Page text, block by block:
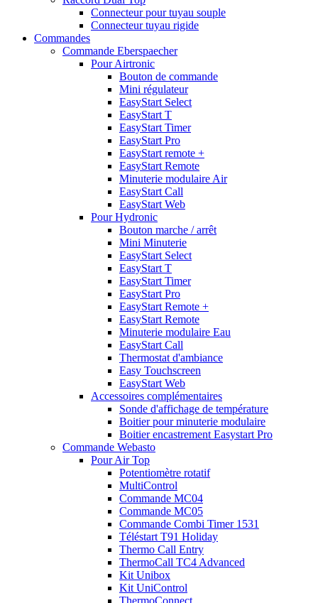
Connecteur pour tuyau souple
Connecteur tuyau rigide
Commandes
Commande Eberspaecher
Pour Airtronic
Bouton de commande
Mini régulateur
EasyStart Select
EasyStart T
EasyStart Timer
EasyStart Pro
EasyStart remote +
EasyStart Remote
Minuterie modulaire Air
EasyStart Call
EasyStart Web
Pour Hydronic
Bouton marche / arrêt
Mini Minuterie
EasyStart Select
EasyStart T
EasyStart Timer
EasyStart Pro
EasyStart Remote +
EasyStart Remote
Minuterie modulaire Eau
EasyStart Call
Thermostat d'ambiance
Easy Touchscreen
EasyStart Web
Accessoires complémentaires
Sonde d'affichage de température
Boitier pour minuterie modulaire
Boitier encastrement Easystart Pro
Commande Webasto
Pour Air Top
Potentiomètre rotatif
MultiControl
Commande MC04
Commande MC05
Commande Combi Timer 1531
Téléstart T91 Holiday
Thermo Call Entry
ThermoCall TC4 Advanced
Kit Unibox
Kit UniControl
ThermoConnect